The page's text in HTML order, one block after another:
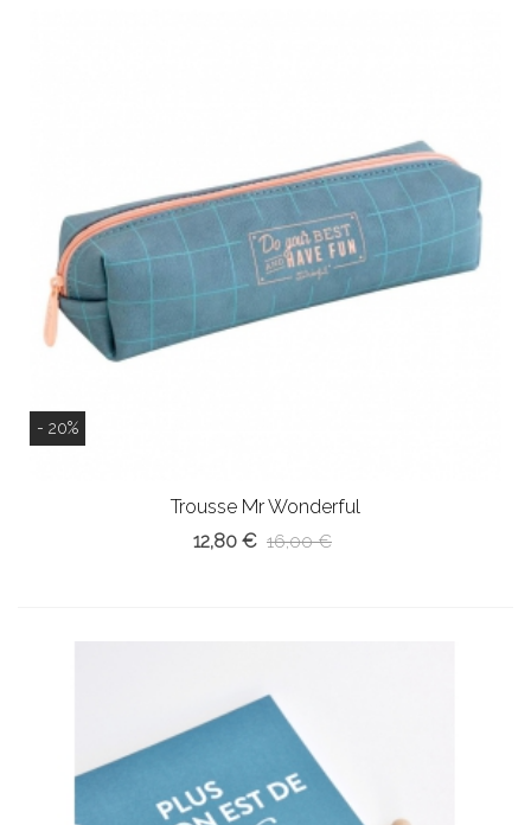
- 20%
Trousse Mr Wonderful
12,80 € 16,00 €